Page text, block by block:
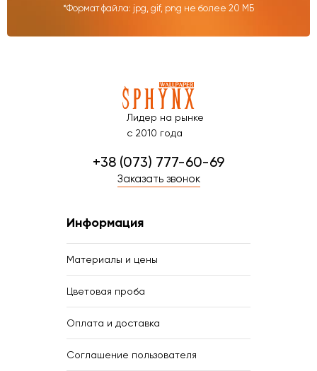
*Формат файла: jpg, gif, png не более 20 МБ
Лидер на рынке
с 2010 года
+38 (073) 777-60-69
Заказать звонок
Информация
Материалы и цены
Цветовая проба
Оплата и доставка
Соглашение пользователя